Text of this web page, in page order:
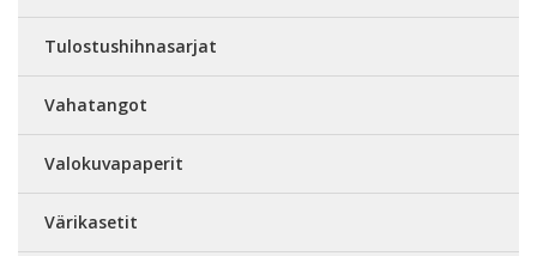
Tulostushihnasarjat
Vahatangot
Valokuvapaperit
Värikasetit